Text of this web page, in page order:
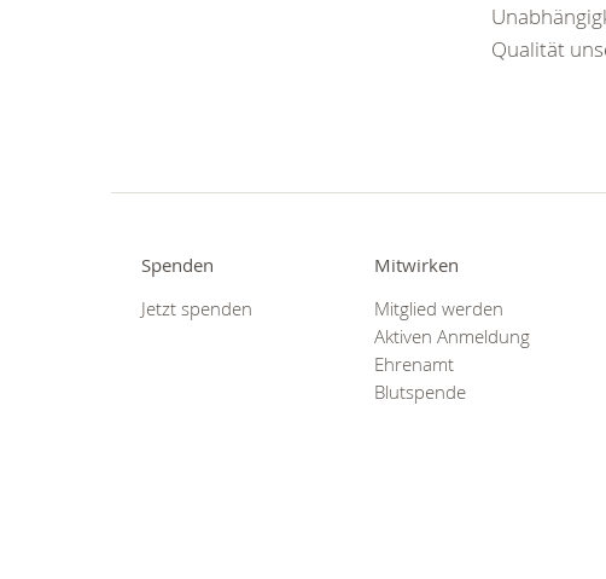
Qualität
Spenden
Jetzt spenden
Mitwirken
Mitglied werden
Aktiven Anmeldung
Ehrenamt
Blutspende